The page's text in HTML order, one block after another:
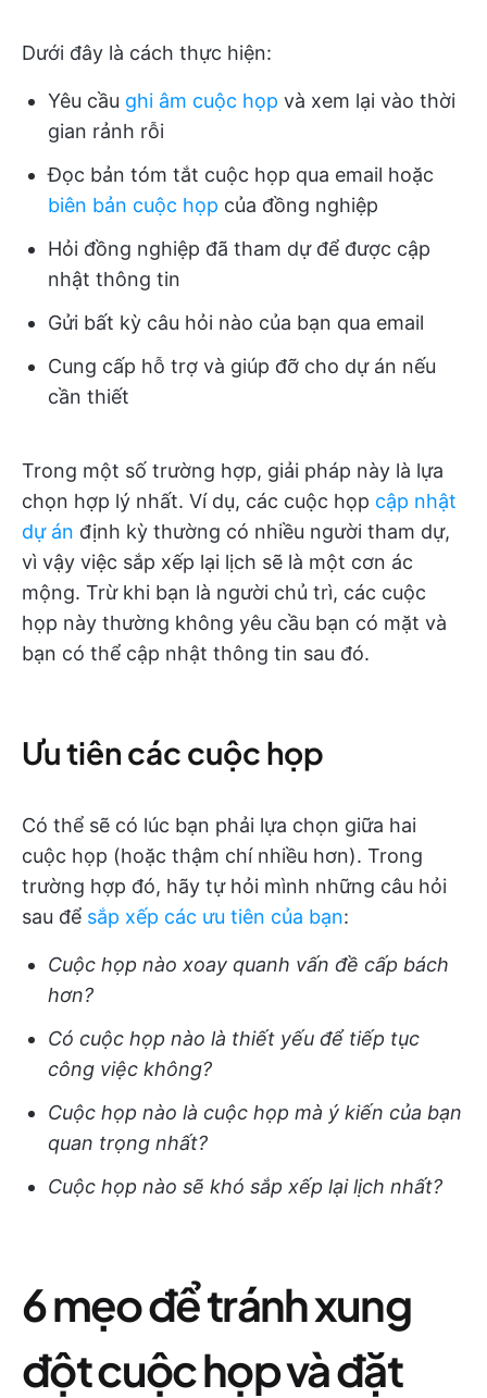
Dưới đây là cách thực hiện:
Yêu cầu ghi âm cuộc họp và xem lại vào thời
gian rảnh rỗi
Đọc bản tóm tắt cuộc họp qua email hoặc
biên bản cuộc họp của đồng nghiệp
Hỏi đồng nghiệp đã tham dự để được cập
nhật thông tin
Gửi bất kỳ câu hỏi nào của bạn qua email
Cung cấp hỗ trợ và giúp đỡ cho dự án nếu
cần thiết
Trong một số trường hợp, giải pháp này là lựa
chọn hợp lý nhất. Ví dụ, các cuộc họp cập nhật
dự án định kỳ thường có nhiều người tham dự,
vì vậy việc sắp xếp lại lịch sẽ là một cơn ác
mộng. Trừ khi bạn là người chủ trì, các cuộc
họp này thường không yêu cầu bạn có mặt và
bạn có thể cập nhật thông tin sau đó.
Ưu tiên các cuộc họp
Có thể sẽ có lúc bạn phải lựa chọn giữa hai
cuộc họp (hoặc thậm chí nhiều hơn). Trong
trường hợp đó, hãy tự hỏi mình những câu hỏi
sau để sắp xếp các ưu tiên của bạn:
Cuộc họp nào xoay quanh vấn đề cấp bách
hơn?
Có cuộc họp nào là thiết yếu để tiếp tục
công việc không?
Cuộc họp nào là cuộc họp mà ý kiến của bạn
quan trọng nhất?
Cuộc họp nào sẽ khó sắp xếp lại lịch nhất?
6 mẹo để tránh xung
đột cuộc họp và đặt